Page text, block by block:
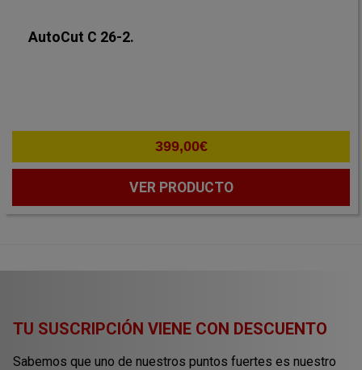
AutoCut C 26-2.
399,00€
VER PRODUCTO
TU SUSCRIPCIÓN VIENE CON DESCUENTO
Sabemos que uno de nuestros puntos fuertes es nuestro